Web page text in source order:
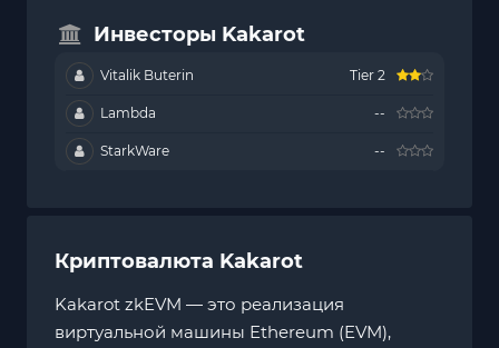
Инвесторы Kakarot
Vitalik Buterin Tier 2
Lambda --
StarkWare --
Криптовалюта Kakarot
Kakarot zkEVM — это реализация
виртуальной машины Ethereum (EVM),